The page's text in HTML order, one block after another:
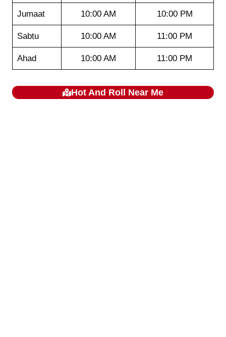
Jumaat 10:00 AM 10:00 PM
Sabtu 10:00 AM 11:00 PM
Ahad 10:00 AM 11:00 PM
Hot And Roll Near Me